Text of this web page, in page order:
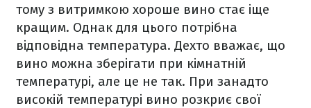
тому з витримкою хороше вино стає іще
кращим. Однак для цього потрібна
відповідна температура. Дехто вважає, що
вино можна зберігати при кімнатній
температурі, але це не так. При занадто
високій температурі вино розкриє свої